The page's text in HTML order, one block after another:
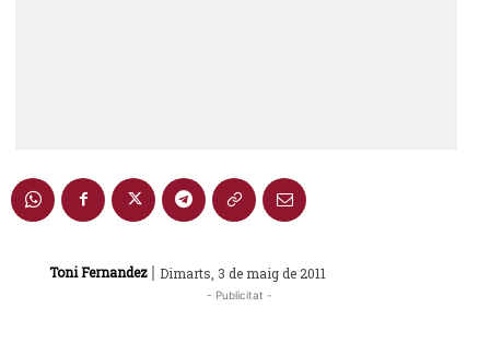
Toni Fernandez | Dimarts, 3 de maig de 2011
- Publicitat -